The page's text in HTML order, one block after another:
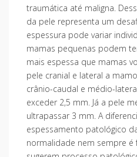
traumática até maligna.
da pele representa um
espessura pode variar
mamas pequenas podem
mais espessa que mamas
pele cranial e lateral a
crânio-caudal e médio-
exceder 2,5 mm. Já a pele
ultrapassar 3 mm. A
espessamento patológico
normalidade nem sempre é